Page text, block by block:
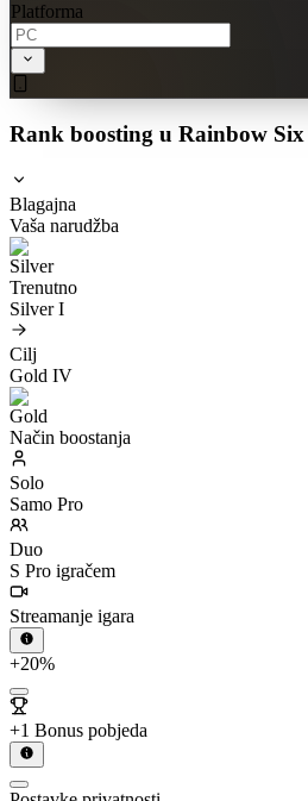
Platforma
Rank boosting u Rainbow Six
Blagajna
Vaša narudžba
Trenutno
Silver I
Cilj
Gold IV
Način boostanja
Solo
Samo Pro
Duo
S Pro igračem
Streamanje igara
+20%
+1 Bonus pobjeda